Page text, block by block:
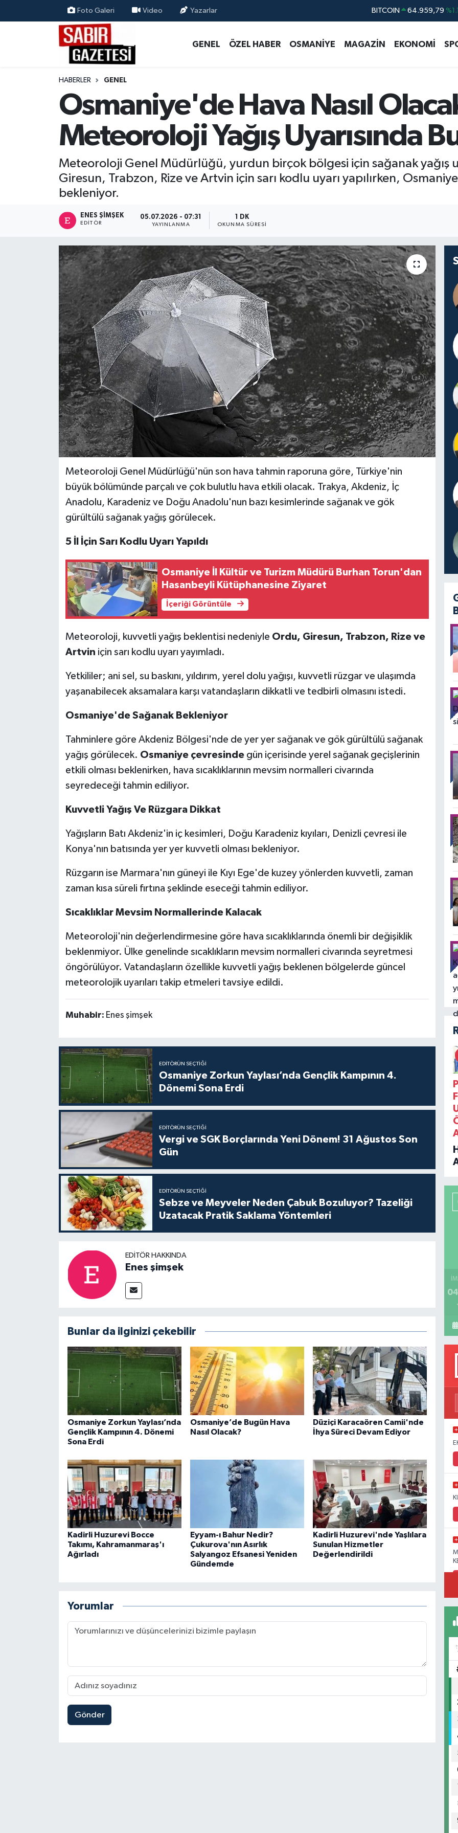
Foto Galeri Video Yazarlar DOLAR 47,7436
STERLİN 64,4811
BITCOIN 64.959,79
GENEL ÖZEL HABER OSMANİYE MAGAZİN EKONOMİ
HABERLER GENEL
Osmaniye'de Hava Nasıl
Meteoroloji Yağış Uyarısında
Meteoroloji Genel Müdürlüğü, yurdun birçok bölgesi için sağanak yağış
Giresun, Trabzon, Rize ve Artvin için sarı kodlu uyarı yapılırken,
bekleniyor.
ENES ŞIMŞEK
EDITÖR
05.07.2026 - 07:31
YAYINLANMA
1 DK
OKUNMA SÜRESI
Meteoroloji Genel Müdürlüğü'nün son hava tahmin raporuna göre, Türkiye'nin
büyük bölümünde parçalı ve çok bulutlu hava etkili olacak. Trakya, Akdeniz, İç
Anadolu, Karadeniz ve Doğu Anadolu'nun bazı kesimlerinde sağanak ve gök
gürültülü sağanak yağış görülecek.
5 İl İçin Sarı Kodlu Uyarı Yapıldı
Osmaniye İl Kültür ve Turizm Müdürü Burhan Torun'dan
Hasanbeyli Kütüphanesine Ziyaret
İçeriği Görüntüle
Meteoroloji, kuvvetli yağış beklentisi nedeniyle Ordu, Giresun, Trabzon, Rize ve
Artvin için sarı kodlu uyarı yayımladı.
Yetkililer; ani sel, su baskını, yıldırım, yerel dolu yağışı, kuvvetli rüzgar ve ulaşımda
yaşanabilecek aksamalara karşı vatandaşların dikkatli ve tedbirli olmasını istedi.
Osmaniye'de Sağanak Bekleniyor
Tahminlere göre Akdeniz Bölgesi'nde de yer yer sağanak ve gök gürültülü sağanak
yağış görülecek. Osmaniye çevresindegün içerisinde yerel sağanak geçişlerinin
etkili olması beklenirken, hava sıcaklıklarının mevsim normalleri civarında
seyredeceği tahmin ediliyor.
Kuvvetli Yağış Ve Rüzgara Dikkat
Yağışların Batı Akdeniz'in iç kesimleri, Doğu Karadeniz kıyıları, Denizli çevresi ile
Konya'nın batısında yer yer kuvvetli olması bekleniyor.
Rüzgarın ise Marmara'nın güneyi ile Kıyı Ege'de kuzey yönlerden kuvvetli, zaman
zaman kısa süreli fırtına şeklinde eseceği tahmin ediliyor.
Sıcaklıklar Mevsim Normallerinde Kalacak
Meteoroloji'nin değerlendirmesine göre hava sıcaklıklarında önemli bir değişiklik
beklenmiyor. Ülke genelinde sıcaklıkların mevsim normalleri civarında seyretmesi
öngörülüyor. Vatandaşların özellikle kuvvetli yağış beklenen bölgelerde güncel
meteorolojik uyarıları takip etmeleri tavsiye edildi.
Muhabir: Enes şimşek
EDITÖRÜN SEÇTIĞI
Osmaniye Zorkun Yaylası’nda Gençlik Kampının 4.
Dönemi Sona Erdi
EDITÖRÜN SEÇTIĞI
Vergi ve SGK Borçlarında Yeni Dönem! 31 Ağustos Son
Gün
EDITÖRÜN SEÇTIĞI
Sebze ve Meyveler Neden Çabuk Bozuluyor? Tazeliği
Uzatacak Pratik Saklama Yöntemleri
EDITÖR HAKKINDA
Enes şimşek
Bunlar da ilginizi çekebilir
Osmaniye Zorkun Yaylası’nda
Gençlik Kampının 4. Dönemi
Sona Erdi
Osmaniye’de Bugün Hava
Nasıl Olacak?
Düziçi Karacaören Camii'nde
İhya Süreci Devam Ediyor
Kadirli Huzurevi Bocce
Takımı, Kahramanmaraş'ı
Ağırladı
Eyyam-ı Bahur Nedir?
Çukurova'nın Asırlık
Salyangoz Efsanesi Yeniden
Gündemde
Kadirli Huzurevi'nde Yaşlılara
Sunulan Hizmetler
Değerlendirildi
Yorumlar
Gönder
ÖZEL HABER
MAGAZİN
EKONOMİ
RESMİ İLANLAR
Osmaniye Nöbetçi Eczaneler
Osmaniye Hava Durumu
Osmaniye Trafik Yoğunluk Haritası
Süper Lig Puan Durumu ve Fikstür
Tüm Manşetler
Son Dakika Haberleri
Haber Arşivi